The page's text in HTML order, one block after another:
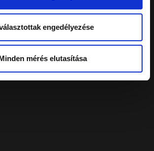
engedélyezése
mérés elutasítása
a kártyákkal fizethet: